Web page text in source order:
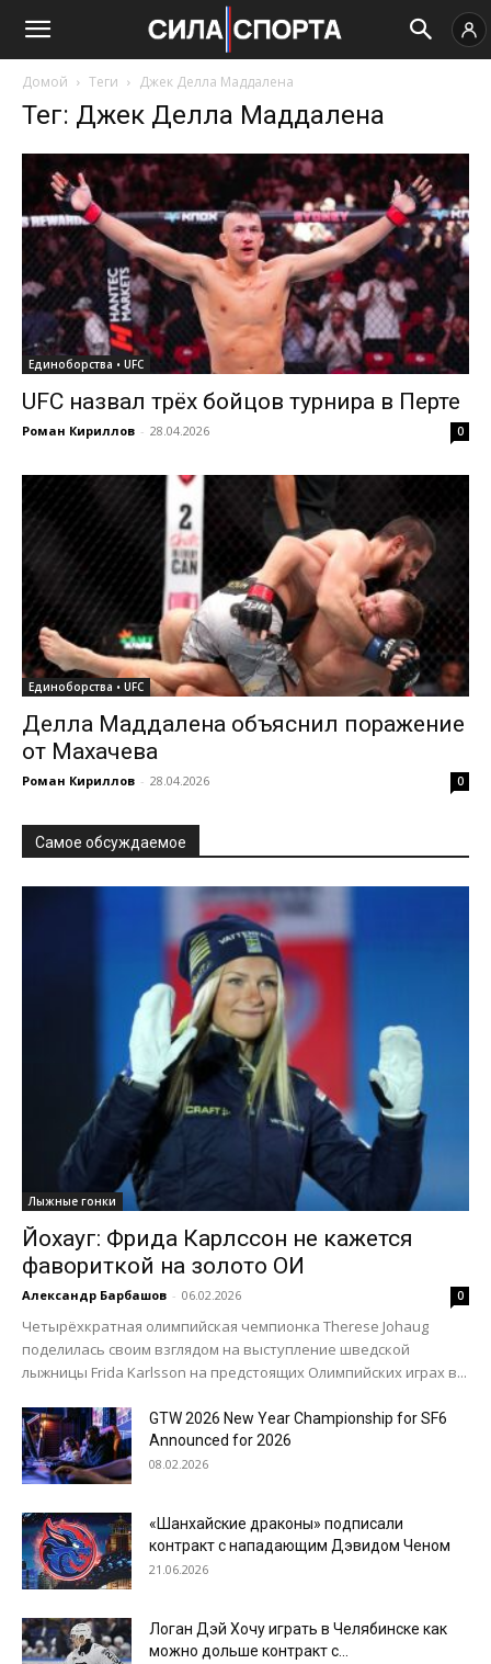
Домой Теги Джек Делла Маддалена
Тег: Джек Делла Маддалена
Единоборства • UFC
UFC назвал трёх бойцов турнира в Перте
Роман Кириллов - 28.04.2026 0
Единоборства • UFC
Делла Маддалена объяснил поражение
от Махачева
Роман Кириллов - 28.04.2026 0
Самое обсуждаемое
Лыжные гонки
Йохауг: Фрида Карлссон не кажется
фавориткой на золото ОИ
Александр Барбашов - 06.02.2026 0
Четырёхкратная олимпийская чемпионка Therese Johaug
поделилась своим взглядом на выступление шведской
лыжницы Frida Karlsson на предстоящих Олимпийских играх в...
GTW 2026 New Year Championship for SF6
Announced for 2026
08.02.2026
«Шанхайские драконы» подписали
контракт с нападающим Дэвидом Ченом
21.06.2026
Логан Дэй Хочу играть в Челябинске как
можно дольше контракт с...